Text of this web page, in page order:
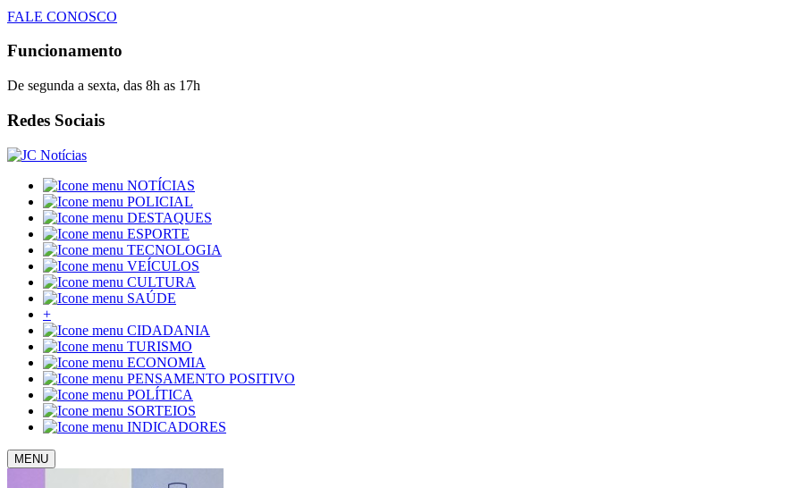
FALE CONOSCO
Funcionamento
De segunda a sexta, das 8h as 17h
Redes Sociais
NOTÍCIAS
POLICIAL
DESTAQUES
ESPORTE
TECNOLOGIA
VEÍCULOS
CULTURA
SAÚDE
+
CIDADANIA
TURISMO
ECONOMIA
PENSAMENTO POSITIVO
POLÍTICA
SORTEIOS
INDICADORES
MENU